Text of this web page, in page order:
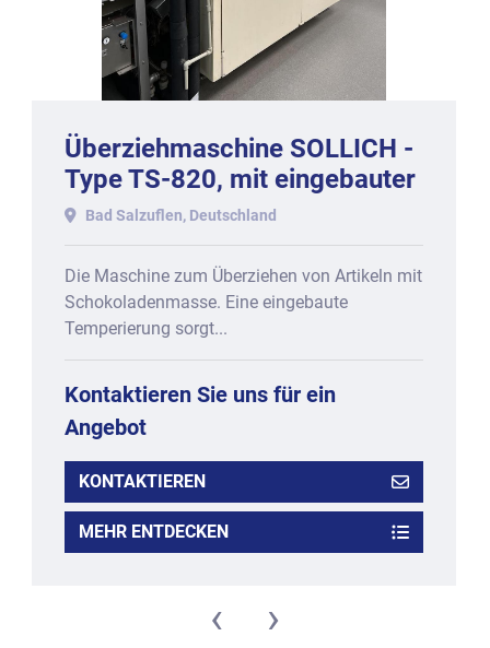
Überziehmaschine SOLLICH -
Type TS-820, mit eingebauter
Temperierung.
Bad Salzuflen, Deutschland
Die Maschine zum Überziehen von Artikeln mit
Schokoladenmasse. Eine eingebaute
Temperierung sorgt...
Kontaktieren Sie uns für ein
Angebot
KONTAKTIEREN
MEHR ENTDECKEN
‹ ›